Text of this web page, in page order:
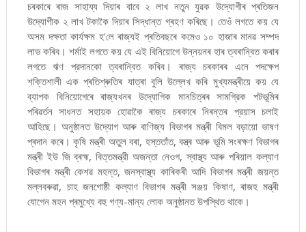
চৰকাৰে ৰাজ সাহায্য দিয়াৰ বাবে ২ লাখ নতুন যুৱক উদ্যোগীৰ প্ৰতিজন
উদ্যোগীক ২ লাখ টকাকৈ দিয়াৰ সিদ্ধান্ত গ্ৰহণ কৰিছে। তেওঁ লগতে কয় যে
অসম দক্ষতা কাৰ্যক্ষম হ'লে ৰাজ্যই প্ৰতিবছৰে কমেও ১০ হাজাৰ মানৱ সম্পদ
লাভ কৰিব। শৰ্মাই লগতে কয় যে এই বিনিয়োগে উন্নয়নৰ হাৰ ত্বৰান্বিত কৰাৰ
লগতে ঋণ প্রদানকো ত্বৰান্বিত কৰিব। ৰাজ্য চৰকাৰৰ এনে পদক্ষেপ
শক্তিশালী এক প্ৰতিশ্ৰুতিৰ যাত্ৰা বুলি উল্লেখ কৰি মুখ্যমন্ত্ৰীয়ে কয় যে
ব্যাপক বিনিয়োগেৰে ৰাজ্যখনৰ উদ্যোগিক মানচিত্ৰৰ সামগ্রিক পটভূমিৰ
পৰিৱৰ্তন সাধনত সহায়ক হোৱাকৈ ৰাজ্য চৰকাৰে নিৰন্তৰ প্রয়াস চলাই
আহিছে। অনুষ্ঠানত উদ্যোগ আৰু বাণিজ্য বিভাগৰ মন্ত্ৰী বিমল বড়ায়ো ভাষণ
প্ৰদান কৰে। কৃষি মন্ত্ৰী অতুল বৰা, হস্ততাঁত, বস্ত্ৰ আৰু ভূমি সংৰক্ষণ বিভাগৰ
মন্ত্ৰী ইউ জি ব্ৰহ্ম, বিত্তমন্ত্রী অজন্তা নেওগ, স্বাস্থ্য আৰু পৰিয়াল কল্যাণ
বিভাগৰ মন্ত্ৰী কেশৱ মহন্ত, জনস্বাস্থ্য কাৰিকৰী আদি বিভাগৰ মন্ত্ৰী জয়ন্ত
মল্লবৰুৱা, চাহ জনগোষ্ঠী কল্যাণ বিভাগৰ মন্ত্ৰী সঞ্জয় কিষাণ, ৰাজহ মন্ত্ৰী
যোগেন মহন প্ৰমুখ্যে বহু গণ্য-মান্য লোক অনুষ্ঠানত উপস্থিত থাকে।